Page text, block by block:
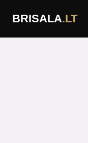
BRISALA.LT